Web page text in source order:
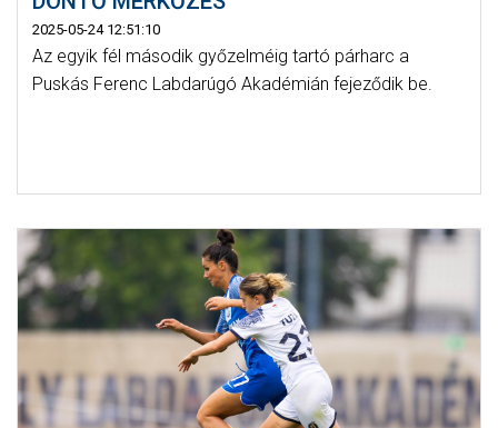
2025-05-24 12:51:10
Az egyik fél második győzelméig tartó párharc a
Puskás Ferenc Labdarúgó Akadémián fejeződik be.